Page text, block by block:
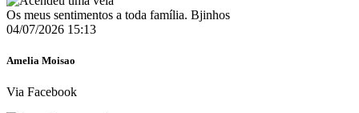
Os meus sentimentos a toda família. Bjinhos
04/07/2026 15:13
Amelia Moisao
Via Facebook